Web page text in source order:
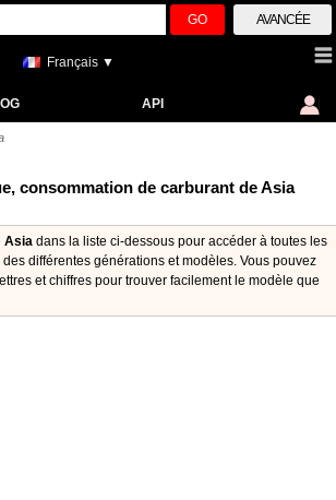
GO AVANCÉE
Français ▼
API
consommation de carburant de Asia
Asia dans la liste ci-dessous pour accéder à toutes les
différentes générations et modèles. Vous pouvez
et chiffres pour trouver facilement le modèle que